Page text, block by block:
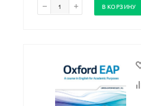
В КОРЗИНУ